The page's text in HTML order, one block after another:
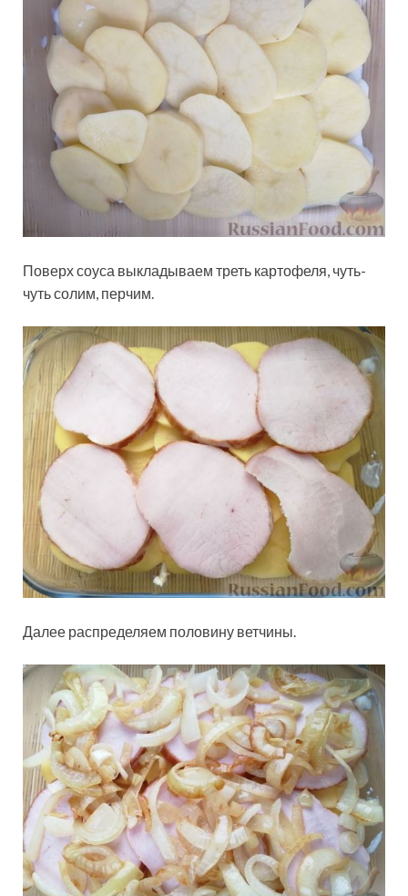
Поверх соуса выкладываем треть картофеля, чуть-
чуть солим, перчим.
Далее распределяем половину ветчины.